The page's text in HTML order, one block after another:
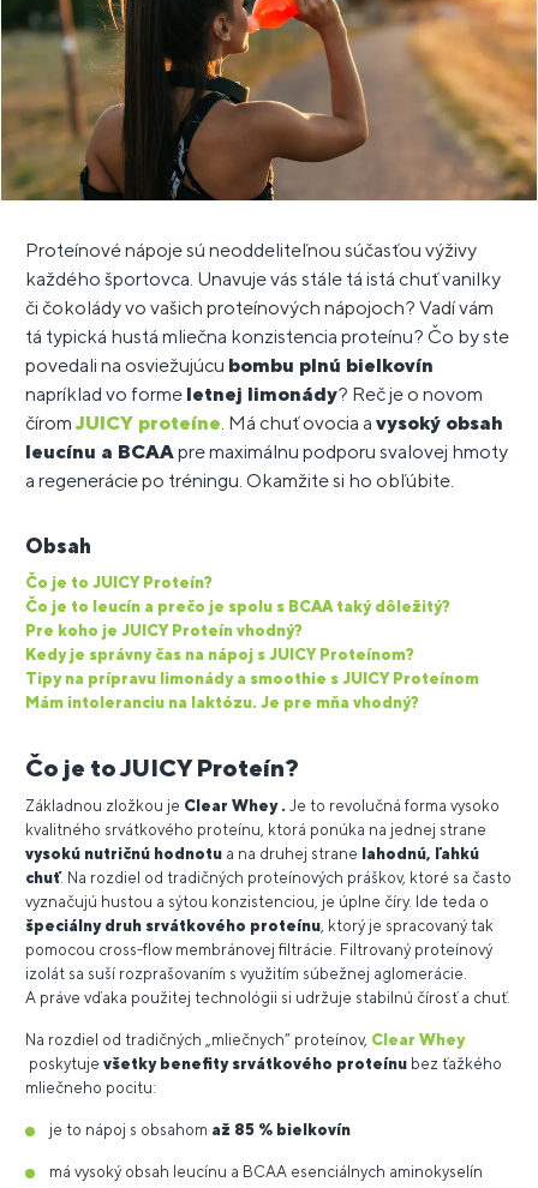
Proteínové nápoje sú neoddeliteľnou súčasťou výživy
každého športovca. Unavuje vás stále tá istá chuť vanilky
či čokolády vo vašich proteínových nápojoch? Vadí vám
tá typická hustá mliečna konzistencia proteínu? Čo by ste
povedali na osviežujúcu bombu plnú bielkovín
napríklad vo forme letnej limonády? Reč je o novom
číromJUICY proteíne . Má chuť ovocia a vysoký obsah
leucínu a BCAApre maximálnu podporu svalovej hmoty
a regenerácie po tréningu. Okamžite si ho obľúbite.
Obsah
Čo je to JUICY Proteín?
Čo je to leucín a prečo je spolu s BCAA taký dôležitý?
Pre koho je JUICY Proteín vhodný?
Kedy je správny čas na nápoj s JUICY Proteínom?
Tipy na prípravu limonády a smoothie s JUICY Proteínom
Mám intoleranciu na laktózu. Je pre mňa vhodný?
Čo je to JUICY Proteín?
Základnou zložkou je Clear Whey . Je to revolučná forma vysoko
kvalitného srvátkového proteínu, ktorá ponúka na jednej strane
vysokú nutričnú hodnotu a na druhej strane lahodnú, ľahkú
chuť. Na rozdiel od tradičných proteínových práškov, ktoré sa často
vyznačujú hustou a sýtou konzistenciou, je úplne číry. Ide teda o
špeciálny druh srvátkového proteínu , ktorý je spracovaný tak
pomocou cross-flow membránovej filtrácie. Filtrovaný proteínový
izolát sa suší rozprašovaním s využitím súbežnej aglomerácie.
A práve vďaka použitej technológii si udržuje stabilnú čírosť a chuť.
Na rozdiel od tradičných „mliečnych“ proteínov, Clear Whey
poskytuje všetky benefity srvátkového proteínu bez ťažkého
mliečneho pocitu:
je to nápoj s obsahom až 85 % bielkovín
má vysoký obsah leucínu a BCAA esenciálnych aminokyselín